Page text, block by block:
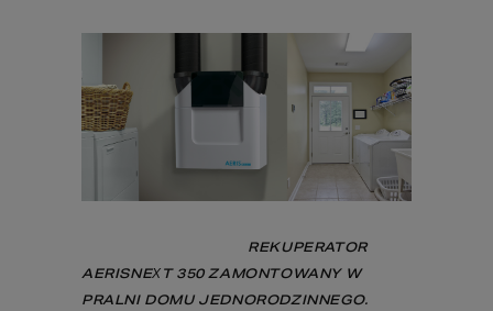
REKUPERATOR
AERISNEXT 350 ZAMONTOWANY W
PRALNI DOMU JEDNORODZINNEGO.